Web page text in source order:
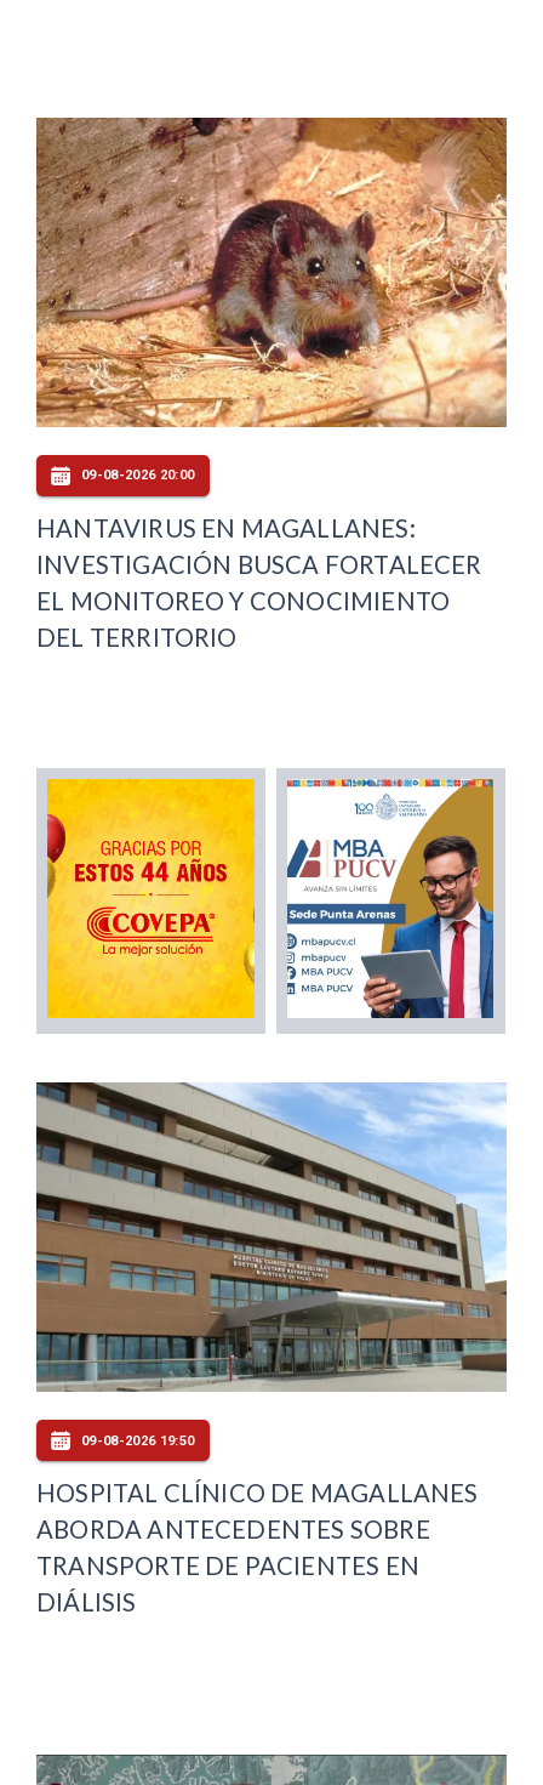
09-08-2026 20:00
HANTAVIRUS EN MAGALLANES:
INVESTIGACIÓN BUSCA FORTALECER
EL MONITOREO Y CONOCIMIENTO
DEL TERRITORIO
09-08-2026 19:50
HOSPITAL CLÍNICO DE MAGALLANES
ABORDA ANTECEDENTES SOBRE
TRANSPORTE DE PACIENTES EN
DIÁLISIS